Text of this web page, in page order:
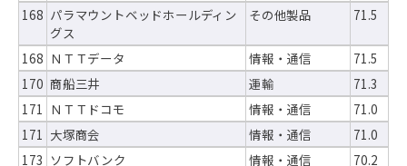
168 パラマウントベッドホールディン
グス
その他製品 71.5
168 ＮＴＴデータ 情報・通信
71.5
170 商船三井 運輸
71.3
171 ＮＴＴドコモ 情報・通信
71.0
171 大塚商会 情報・通信
71.0
173 ソフトバンク 情報・通信
70.2